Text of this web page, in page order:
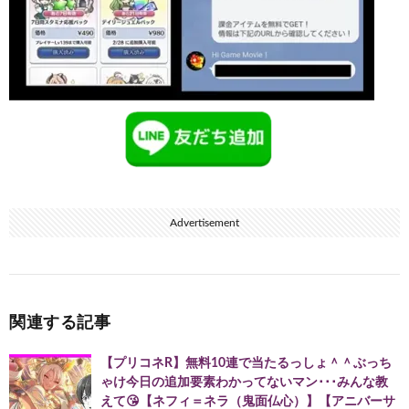
Advertisement
関連する記事
【プリコネR】無料10連で当たるっしょ＾＾ぶっち
ゃけ今日の追加要素わかってないマン･･･みんな教
えて😘【ネフィ＝ネラ（鬼面仏心）】【アニバーサ